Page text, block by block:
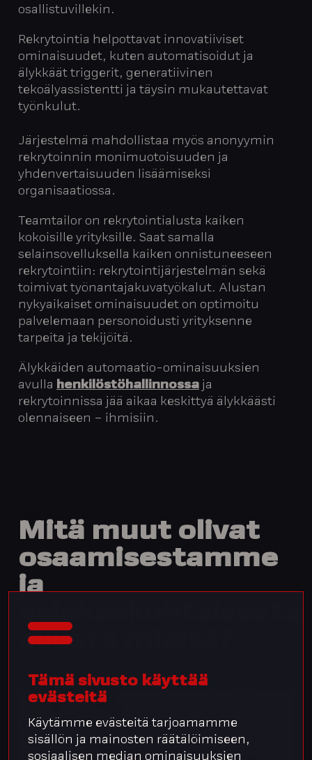
Tämä sivusto käyttää
evästeitä
Käytämme evästeitä tarjoamamme
sisällön ja mainosten räätälöimiseen,
sosiaalisen median ominaisuuksien
osallistuvillekin.
Rekrytointia helpottavat innovatiiviset
ominaisuudet, kuten automatisoidut ja
älykkäät triggerit, generatiivinen
tekoälyassistentti ja täysin mukautettavat
työnkulut.
Järjestelmä mahdollistaa myös anonyymin
rekrytoinnin monimuotoisuuden ja
yhdenvertaisuuden lisäämiseksi
organisaatiossa.
Teamtailor on rekrytointialusta kaiken
kokoisille yrityksille. Saat samalla
selainsovelluksella kaiken onnistuneeseen
rekrytointiin: rekrytointijärjestelmän sekä
toimivat työnantajakuvatyökalut. Alustan
nykyaikaiset ominaisuudet on optimoitu
palvelemaan personoidusti yrityksenne
tarpeita ja tekijöitä.
Älykkäiden automaatio-ominaisuuksien
avulla
henkilöstöhallinnossa ja
rekrytoinnissa jää aikaa keskittyä älykkäästi
olennaiseen – ihmisiin.
Mitä muut olivat
osaamisestamme
ja
avusta